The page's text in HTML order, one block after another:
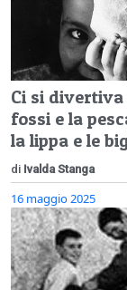
Ci si
fossi e la
la lippa e le
di Ivalda Stanga
16 maggio 2025